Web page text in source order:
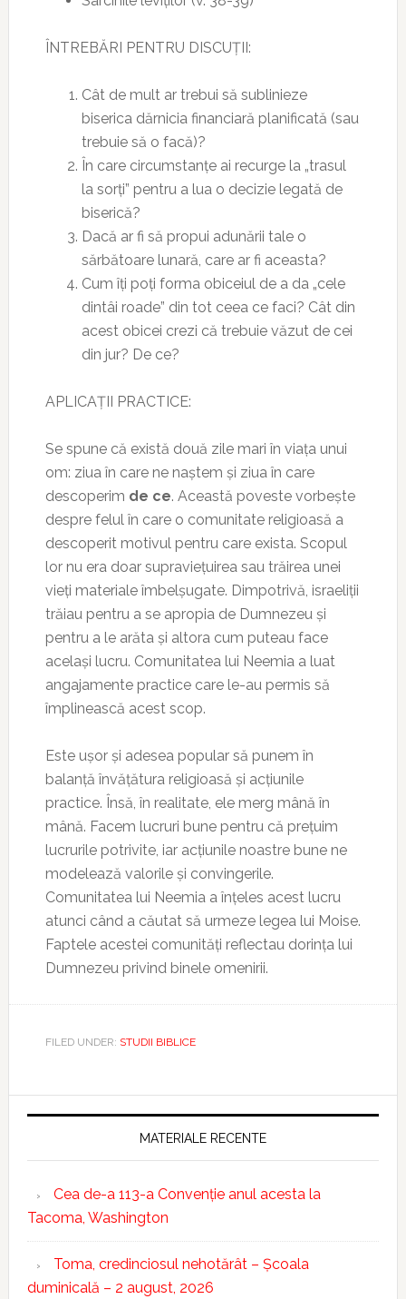
ÎNTREBĂRI PENTRU DISCUȚII:
Cât de mult ar trebui să sublinieze
biserica dărnicia financiară planificată (sau
trebuie să o facă)?
În care circumstanțe ai recurge la „trasul
la sorți” pentru a lua o decizie legată de
biserică?
Dacă ar fi să propui adunării tale o
sărbătoare lunară, care ar fi aceasta?
Cum îți poți forma obiceiul de a da „cele
dintâi roade” din tot ceea ce faci? Cât din
acest obicei crezi că trebuie văzut de cei
din jur? De ce?
APLICAȚII PRACTICE:
Se spune că există două zile mari în viața unui
om: ziua în care ne naștem și ziua în care
descoperim de ce. Această poveste vorbește
despre felul în care o comunitate religioasă a
descoperit motivul pentru care exista. Scopul
lor nu era doar supraviețuirea sau trăirea unei
vieți materiale îmbelșugate. Dimpotrivă, israeliții
trăiau pentru a se apropia de Dumnezeu și
pentru a le arăta și altora cum puteau face
același lucru. Comunitatea lui Neemia a luat
angajamente practice care le-au permis să
împlinească acest scop.
Este ușor și adesea popular să punem în
balanță învățătura religioasă și acțiunile
practice. Însă, în realitate, ele merg mână în
mână. Facem lucruri bune pentru că prețuim
lucrurile potrivite, iar acțiunile noastre bune ne
modelează valorile și convingerile.
Comunitatea lui Neemia a înțeles acest lucru
atunci când a căutat să urmeze legea lui Moise.
Faptele acestei comunități reflectau dorința lui
Dumnezeu privind binele omenirii.
FILED UNDER: STUDII BIBLICE
MATERIALE RECENTE
Cea de-a 113-a Convenție anul acesta la
Tacoma, Washington
Toma, credinciosul nehotărât – Școala
duminicală – 2 august, 2026